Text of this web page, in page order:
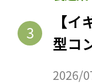
【
型コ
2026/